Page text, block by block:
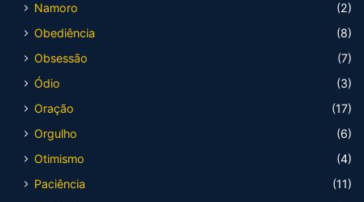
Namoro
(2)
Obediência
(8)
Obsessão
(7)
Ódio
(3)
Oração
(17)
Orgulho
(6)
Otimismo
(4)
Paciência
(11)